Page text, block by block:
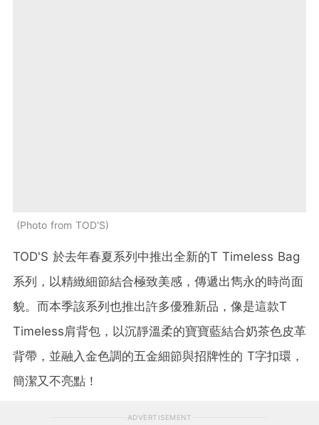
Photo from TOD'S
TOD'S 於去年春夏系列中推出全新的T Timeless Bag
系列，以精緻細節結合極致美感，傳遞出雋永的時尚面
貌。而本季該系列也推出許多優雅新品，像是這款T
Timeless肩背包，以沉靜溫柔的寶寶藍結合奶茶色皮革
背帶，並融入金色調的五金細節與招牌性的 T字扣環，
簡潔又不亮點！
ADVERTISEMENT